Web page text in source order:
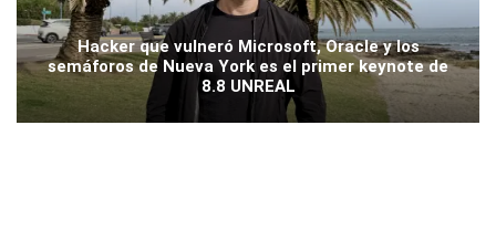
Hacker que vulneró Microsoft, Oracle y los
semáforos de Nueva York es el primer keynote de
8.8 UNREAL